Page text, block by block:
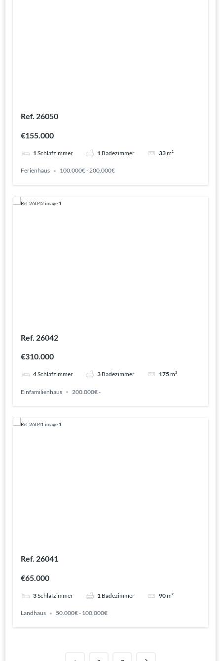
Ref. 26050
€155.000
1Schlafzimmer 1 Badezimmer 33m²
Ferienhaus 100.000€ - 200.000€
Ref. 26042
€310.000
4Schlafzimmer 3 Badezimmer 175m²
Einfamilienhaus 200.000€ -
Ref. 26041
€65.000
3Schlafzimmer 1 Badezimmer 90m²
Landhaus 50.000€ - 100.000€